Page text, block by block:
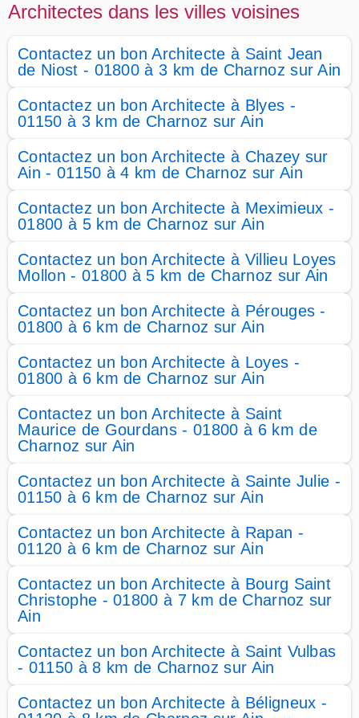
Architectes dans les villes voisines
Contactez un bon Architecte à Saint Jean
de Niost - 01800 à 3 km de Charnoz sur Ain
Contactez un bon Architecte à Blyes -
01150 à 3 km de Charnoz sur Ain
Contactez un bon Architecte à Chazey sur
Ain - 01150 à 4 km de Charnoz sur Ain
Contactez un bon Architecte à Meximieux -
01800 à 5 km de Charnoz sur Ain
Contactez un bon Architecte à Villieu Loyes
Mollon - 01800 à 5 km de Charnoz sur Ain
Contactez un bon Architecte à Pérouges -
01800 à 6 km de Charnoz sur Ain
Contactez un bon Architecte à Loyes -
01800 à 6 km de Charnoz sur Ain
Contactez un bon Architecte à Saint
Maurice de Gourdans - 01800 à 6 km de
Charnoz sur Ain
Contactez un bon Architecte à Sainte Julie -
01150 à 6 km de Charnoz sur Ain
Contactez un bon Architecte à Rapan -
01120 à 6 km de Charnoz sur Ain
Contactez un bon Architecte à Bourg Saint
Christophe - 01800 à 7 km de Charnoz sur
Ain
Contactez un bon Architecte à Saint Vulbas
- 01150 à 8 km de Charnoz sur Ain
Contactez un bon Architecte à Béligneux -